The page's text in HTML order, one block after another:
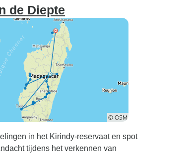
de Diepte
in het Kirindy-reservaat en spot
tijdens het verkennen van